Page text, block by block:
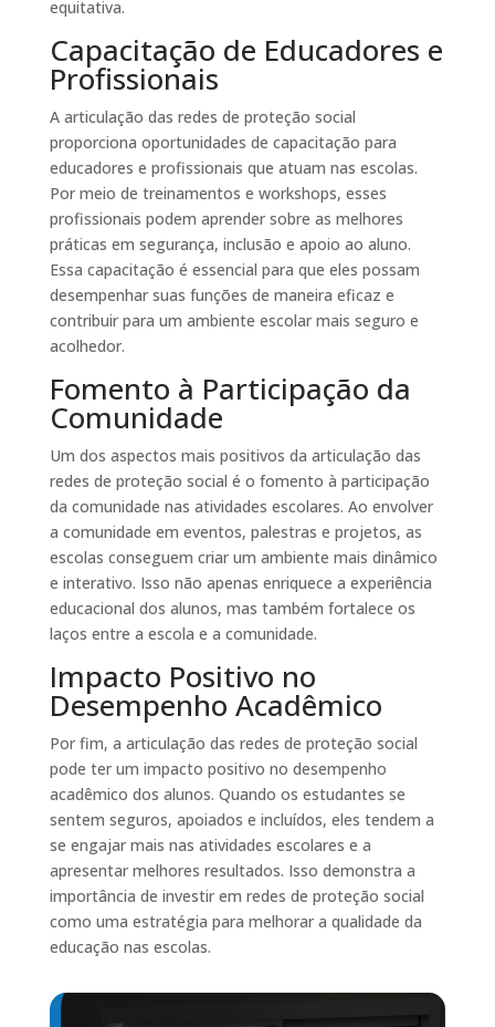
equitativa.
Capacitação de Educadores e
Profissionais
A articulação das redes de proteção social
proporciona oportunidades de capacitação para
educadores e profissionais que atuam nas escolas.
Por meio de treinamentos e workshops, esses
profissionais podem aprender sobre as melhores
práticas em segurança, inclusão e apoio ao aluno.
Essa capacitação é essencial para que eles possam
desempenhar suas funções de maneira eficaz e
contribuir para um ambiente escolar mais seguro e
acolhedor.
Fomento à Participação da
Comunidade
Um dos aspectos mais positivos da articulação das
redes de proteção social é o fomento à participação
da comunidade nas atividades escolares. Ao envolver
a comunidade em eventos, palestras e projetos, as
escolas conseguem criar um ambiente mais dinâmico
e interativo. Isso não apenas enriquece a experiência
educacional dos alunos, mas também fortalece os
laços entre a escola e a comunidade.
Impacto Positivo no
Desempenho Acadêmico
Por fim, a articulação das redes de proteção social
pode ter um impacto positivo no desempenho
acadêmico dos alunos. Quando os estudantes se
sentem seguros, apoiados e incluídos, eles tendem a
se engajar mais nas atividades escolares e a
apresentar melhores resultados. Isso demonstra a
importância de investir em redes de proteção social
como uma estratégia para melhorar a qualidade da
educação nas escolas.